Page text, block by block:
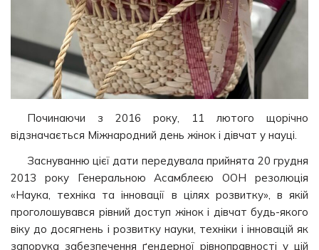
Починаючи з 2016 року, 11 лютого щорічно
відзначається Міжнародний день жінок і дівчат у науці.
Заснуванню цієї дати передувала прийнята 20 грудня
2013 року Генеральною Асамблеєю ООН резолюція
«Наука, техніка та інновації в цілях розвитку», в якій
проголошувався рівний доступ жінок і дівчат будь-якого
віку до досягнень і розвитку науки, техніки і інновацій як
запорука забезпечення ґендерної рівноправності у цій